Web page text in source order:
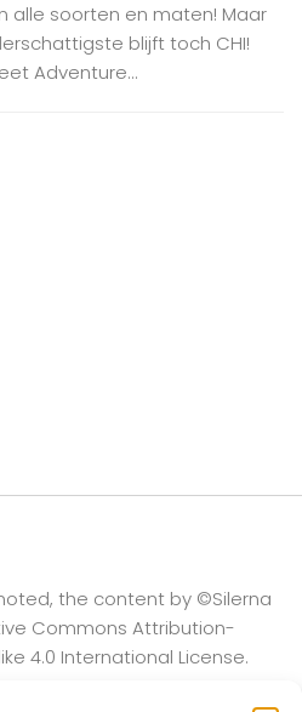
alle soorten en maten! Maar
blijft toch CHI!
Adventure...
the content by ©Silerna
Commons Attribution-
4.0 International License.